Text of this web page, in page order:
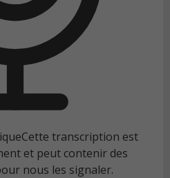
Cette transcription est
et peut contenir des
nous les signaler.